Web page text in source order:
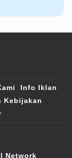
Info Iklan
Kebijakan
Network